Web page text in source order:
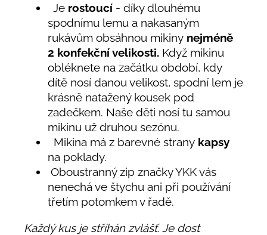
Je rostoucí - díky dlouhému
spodnímu lemu a nakasaným
rukávům obsáhnou mikiny nejméně
2 konfekční velikosti. Když mikinu
obléknete na začátku období, kdy
dítě nosí danou velikost, spodní lem je
krásně natažený kousek pod
zadečkem. Naše děti nosí tu samou
mikinu už druhou sezónu.
Mikina má z barevné strany kapsy
na poklady.
Oboustranný zip značky YKK vás
nenechá ve štychu ani při používání
třetím potomkem v řadě.
Každý kus je stříhán zvlášť. Je dost